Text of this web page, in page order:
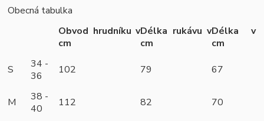
Obecná tabulka
Obvod hrudníku v
cm
Délka rukávu v
cm
Délka v
cm
S
34 -
36
102 79 67
M
38 -
40
112 82 70